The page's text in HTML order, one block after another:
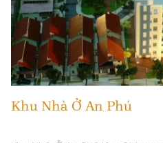
Khu Nhà Ở An Phú